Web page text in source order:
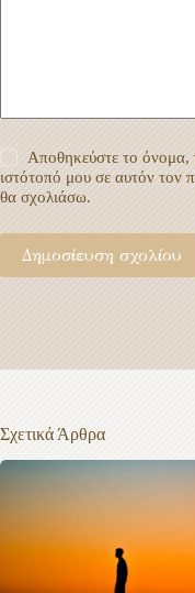
Αποθηκεύστε το όνομα,
ιστότοπό μου σε αυτόν τον
θα σχολιάσω.
Δημοσίευση σχολίου
Σχετικά Άρθρα